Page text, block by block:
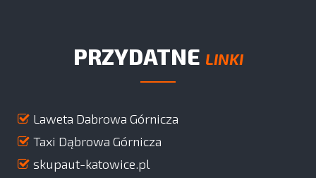
PRZYDATNE LINKI
Laweta Dabrowa Górnicza
Taxi Dąbrowa Górnicza
skupaut-katowice.pl